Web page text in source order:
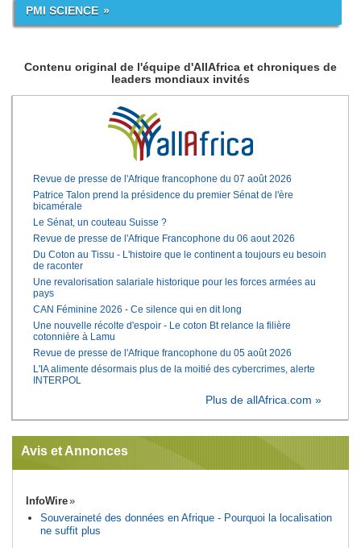
PMI SCIENCE
Contenu original de l'équipe d'AllAfrica et chroniques de
leaders mondiaux invités
Revue de presse de l'Afrique francophone du 07 août 2026
Patrice Talon prend la présidence du premier Sénat de l'ère
bicamérale
Le Sénat, un couteau Suisse ?
Revue de presse de l'Afrique Francophone du 06 aout 2026
Du Coton au Tissu - L'histoire que le continent a toujours eu besoin
de raconter
Une revalorisation salariale historique pour les forces armées au
pays
CAN Féminine 2026 - Ce silence qui en dit long
Une nouvelle récolte d'espoir - Le coton Bt relance la filière
cotonnière à Lamu
Revue de presse de l'Afrique francophone du 05 août 2026
L'IA alimente désormais plus de la moitié des cybercrimes, alerte
INTERPOL
Plus de allAfrica.com »
Avis et Annonces
InfoWire
Souveraineté des données en Afrique - Pourquoi la localisation
ne suffit plus